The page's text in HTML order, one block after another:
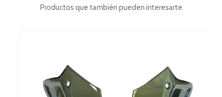
Productos que también pueden interesarte